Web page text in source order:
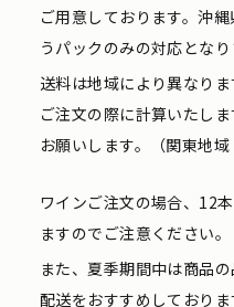
ご用意しております。沖
うパックのみの対応とな
送料は地域により異なり
ご注文の際に計算いたし
お願いします。（関東地域
ワインご注文の場合、12
ますのでご注意ください。
また、夏季期間中は商品
配送をおすすめしておりま